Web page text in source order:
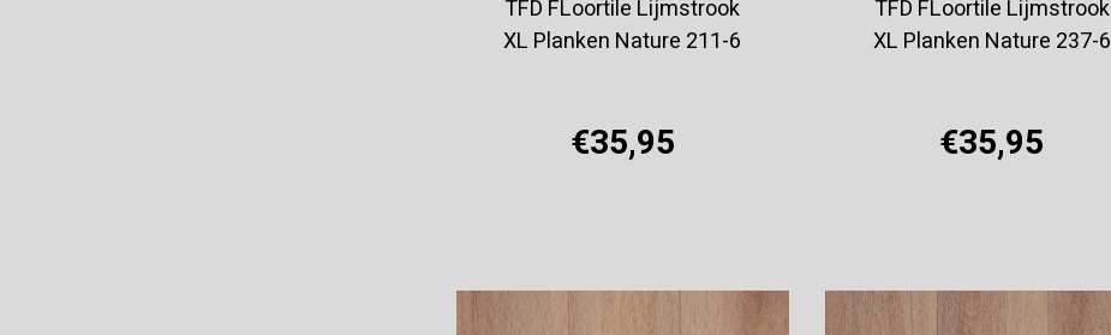
TFD FLoortile Lijmstrook
XL Planken Nature 211-6
€35,95
TFD FLoortile Lijmstrook
XL Planken Nature 237-6
€35,95